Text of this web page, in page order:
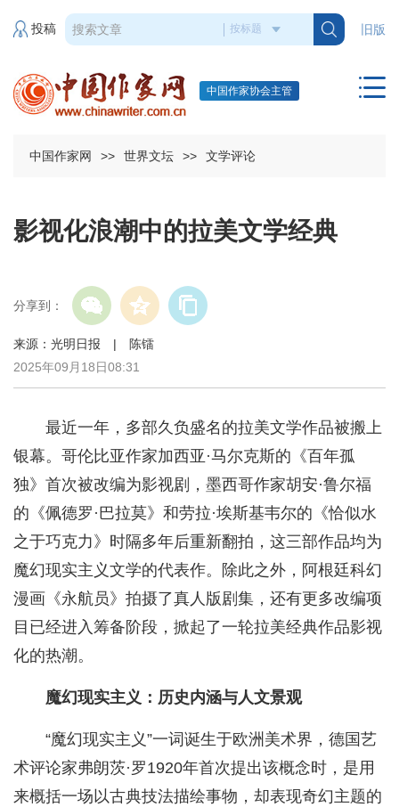
旧版
投稿
中国作家协会主管
中国作家网 >> 世界文坛 >> 文学评论
影视化浪潮中的拉美文学经典
分享到：
来源：光明日报 | 陈镭
2025年09月18日08:31
最近一年，多部久负盛名的拉美文学作品被搬上
银幕。哥伦比亚作家加西亚·马尔克斯的《百年孤
独》首次被改编为影视剧，墨西哥作家胡安·鲁尔福
的《佩德罗·巴拉莫》和劳拉·埃斯基韦尔的《恰似水
之于巧克力》时隔多年后重新翻拍，这三部作品均为
魔幻现实主义文学的代表作。除此之外，阿根廷科幻
漫画《永航员》拍摄了真人版剧集，还有更多改编项
目已经进入筹备阶段，掀起了一轮拉美经典作品影视
化的热潮。
魔幻现实主义：历史内涵与人文景观
“魔幻现实主义”一词诞生于欧洲美术界，德国艺
术评论家弗朗茨·罗1920年首次提出该概念时，是用
来概括一场以古典技法描绘事物，却表现奇幻主题的